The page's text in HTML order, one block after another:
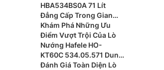
HBA534BS0A 71 Lít
Đẳng Cấp Trong Gian
Bếp Hiện Đại
Khám Phá Những Ưu
Điểm Vượt Trội Của Lò
Nướng Hafele HO-
KT60C 534.05.571 Dung
Tích 65 Lít
Đánh Giá Toàn Diện Lò